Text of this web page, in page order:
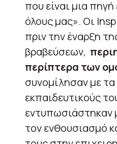
που είναι μια
όλους μας». Οι
πριν την έναρξη
βραβεύσεων,
περίπτερα των
συνομίλησαν με τα
εκπαιδευτικούς
εντυπωσιάστηκαν
τον ενθουσιασμό